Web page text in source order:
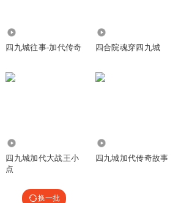
四九城往事-加代传奇 四合院魂穿四九城
四九城加代大战王小
点
四九城加代传奇故事
换一批